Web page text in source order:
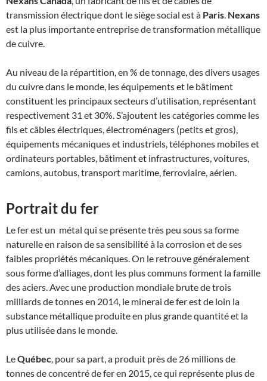
transmission électrique dont le siège social est à Paris. Nexans
est la plus importante entreprise de transformation métallique
de cuivre.
Au niveau de la répartition, en % de tonnage, des divers usages
du cuivre dans le monde, les équipements et le bâtiment
constituent les principaux secteurs d’utilisation, représentant
respectivement 31 et 30%. S’ajoutent les catégories comme les
fils et câbles électriques, électroménagers (petits et gros),
équipements mécaniques et industriels, téléphones mobiles et
ordinateurs portables, bâtiment et infrastructures, voitures,
camions, autobus, transport maritime, ferroviaire, aérien.
Portrait du fer
Le fer est un métal qui se présente très peu sous sa forme
naturelle en raison de sa sensibilité à la corrosion et de ses
faibles propriétés mécaniques. On le retrouve généralement
sous forme d’alliages, dont les plus communs forment la famille
des aciers. Avec une production mondiale brute de trois
milliards de tonnes en 2014, le minerai de fer est de loin la
substance métallique produite en plus grande quantité et la
plus utilisée dans le monde.
LeQuébec, pour sa part, a produit près de 26 millions de
tonnes de concentré de fer en 2015, ce qui représente plus de